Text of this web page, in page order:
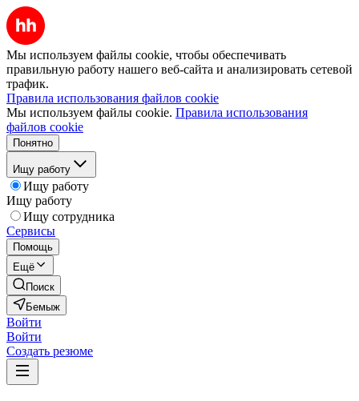
Мы используем файлы cookie, чтобы обеспечивать
правильную работу нашего веб-сайта и анализировать сетевой
трафик.
Правила использования файлов cookie
Мы используем файлы cookie. Правила использования
файлов cookie
Понятно
Ищу работу
Ищу работу
Ищу работу
Ищу сотрудника
Сервисы
Помощь
Ещё
Поиск
Бемыж
Войти
Войти
Создать резюме